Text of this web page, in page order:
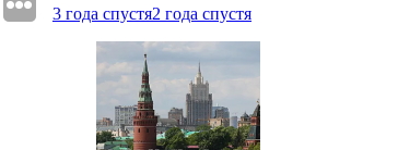
3 года спустя2 года спустя